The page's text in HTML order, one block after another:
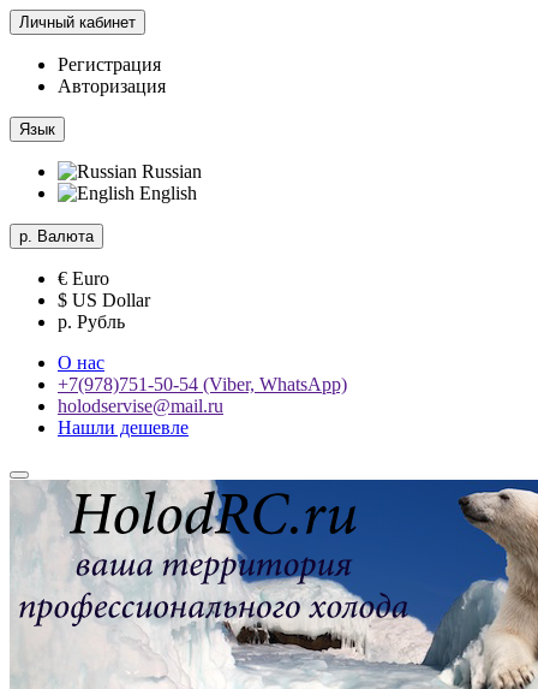
Личный кабинет
Регистрация
Авторизация
Язык
Russian
English
р. Валюта
€ Euro
$ US Dollar
р. Рубль
О нас
+7(978)751-50-54 (Viber, WhatsApp)
holodservise@mail.ru
Нашли дешевле